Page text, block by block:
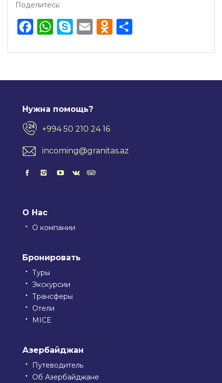
Поделитесь:
Facebook
WhatsApp
Skype
EmailOdnoklassniki
Нужна помощь?
+994 50 210 24 16
incoming@granitas.az
О Нас
О компании
Бронировать
Туры
Экскурсии
Трансферы
Отели
MICE
Азербайджан
Путеводитель
Об Азербайджане